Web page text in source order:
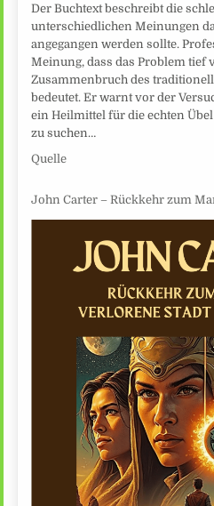
Der Buchtext beschreibt die
unterschiedlichen Meinungen
angegangen werden sollte.
Meinung, dass das Problem tief
Zusammenbruch des
bedeutet. Er warnt vor der
ein Heilmittel für die echten
zu suchen…
Quelle
John Carter – Rückkehr zum